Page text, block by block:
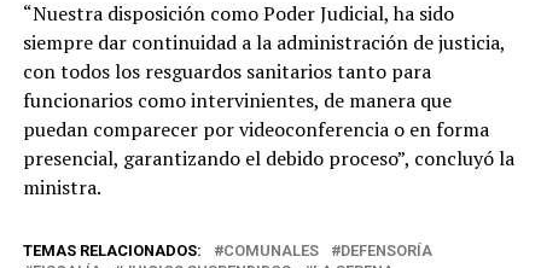
“Nuestra disposición como Poder Judicial, ha sido
siempre dar continuidad a la administración de justicia,
con todos los resguardos sanitarios tanto para
funcionarios como intervinientes, de manera que
puedan comparecer por videoconferencia o en forma
presencial, garantizando el debido proceso”, concluyó la
ministra.
TEMAS RELACIONADOS: COMUNALES
DEFENSORÍA